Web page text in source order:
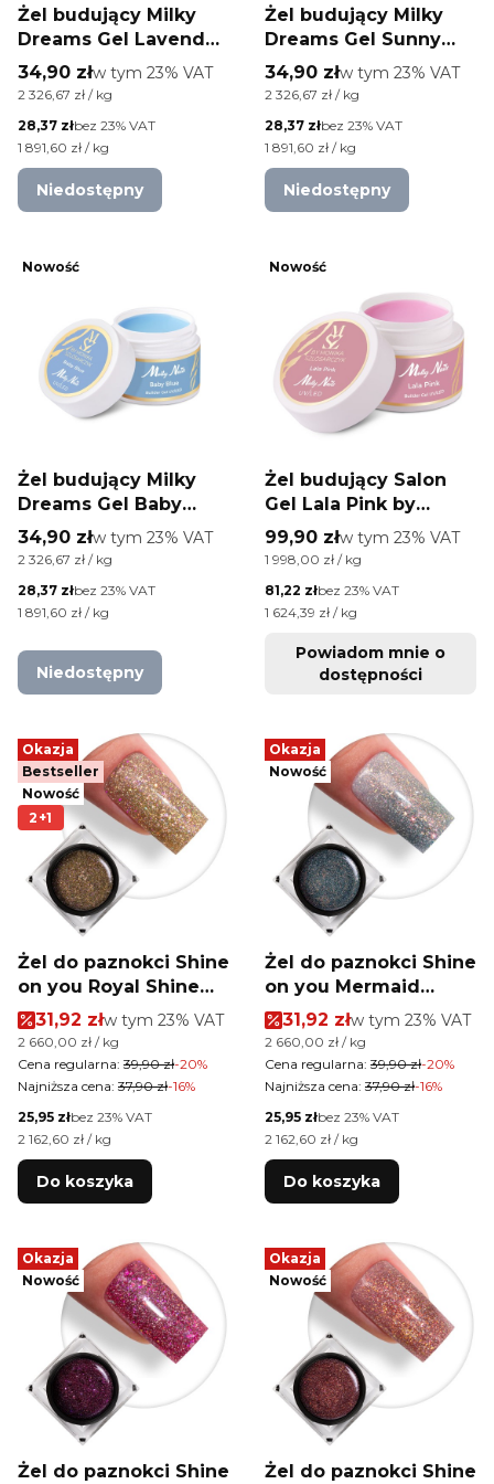
Żel budujący Milky
Dreams Gel Lavender
Dream by Monika
Szlósarczyk Molly
Cena brutto
34,90 złw tym %s VAT
w tym 23% VAT
Cena jednostkowa brutto
2 326,67 zł / kg
Cena netto
28,37 złbez 23% VAT
Cena jednostkowa netto
1 891,60 zł / kg
Niedostępny
Żel budujący Milky
Dreams Gel Sunny
Peach by Monika
Szlósarczyk Molly
Cena brutto
34,90 złw tym %s VAT
w tym 23% VAT
Cena jednostkowa brutto
2 326,67 zł / kg
Cena netto
28,37 złbez 23% VAT
Cena jednostkowa netto
1 891,60 zł / kg
Niedostępny
Nowość
Żel budujący Milky
Dreams Gel Baby
Blue by Monika
Szlósarczyk Molly
Cena brutto
34,90 złw tym %s VAT
w tym 23% VAT
Cena jednostkowa brutto
2 326,67 zł / kg
Cena netto
28,37 złbez 23% VAT
Cena jednostkowa netto
1 891,60 zł / kg
Niedostępny
Nowość
Żel budujący Salon
Gel Lala Pink by
Monika Szlósarczyk
Molly Nails HEMA/Di-
Cena brutto
99,90 złw tym %s VAT
w tym 23% VAT
Cena jednostkowa brutto
1 998,00 zł / kg
Cena netto
81,22 złbez 23% VAT
Cena jednostkowa netto
1 624,39 zł / kg
Powiadom mnie o
dostępności
Okazja
Bestseller
Nowość
2+1
Żel do paznokci Shine
on you Royal Shine
MollyLac HEMA/Di-
HEMA Free 15g
Cena promocyjna brutto
31,92 złw tym %s VAT
w tym 23% VAT
Cena jednostkowa brutto
2 660,00 zł / kg
Cena regularna: 39,90 zł-20%
Najniższa cena: 37,90 zł-16%
Cena netto
25,95 złbez 23% VAT
Cena jednostkowa netto
2 162,60 zł / kg
Do koszyka
Okazja
Nowość
Żel do paznokci Shine
on you Mermaid
Shine MollyLac
HEMA/Di-HEMA Free
15g
Cena promocyjna
31,92 złw tym %s VAT
w tym 23% VAT
Cena jednostkowa brutto
2 660,00 zł / kg
Cena regularna: 39,90 zł-20%
Najniższa cena: 37,90 zł-16%
Cena netto
25,95 złbez 23% VAT
Cena jednostkowa netto
2 162,60 zł / kg
Do koszyka
Okazja
Nowość
Żel do paznokci Shine
Okazja
Nowość
Żel do paznokci Shine